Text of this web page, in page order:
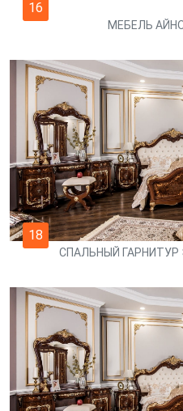
16
МЕБЕЛЬ
18
СПАЛЬНЫЙ ГАРНИТУР